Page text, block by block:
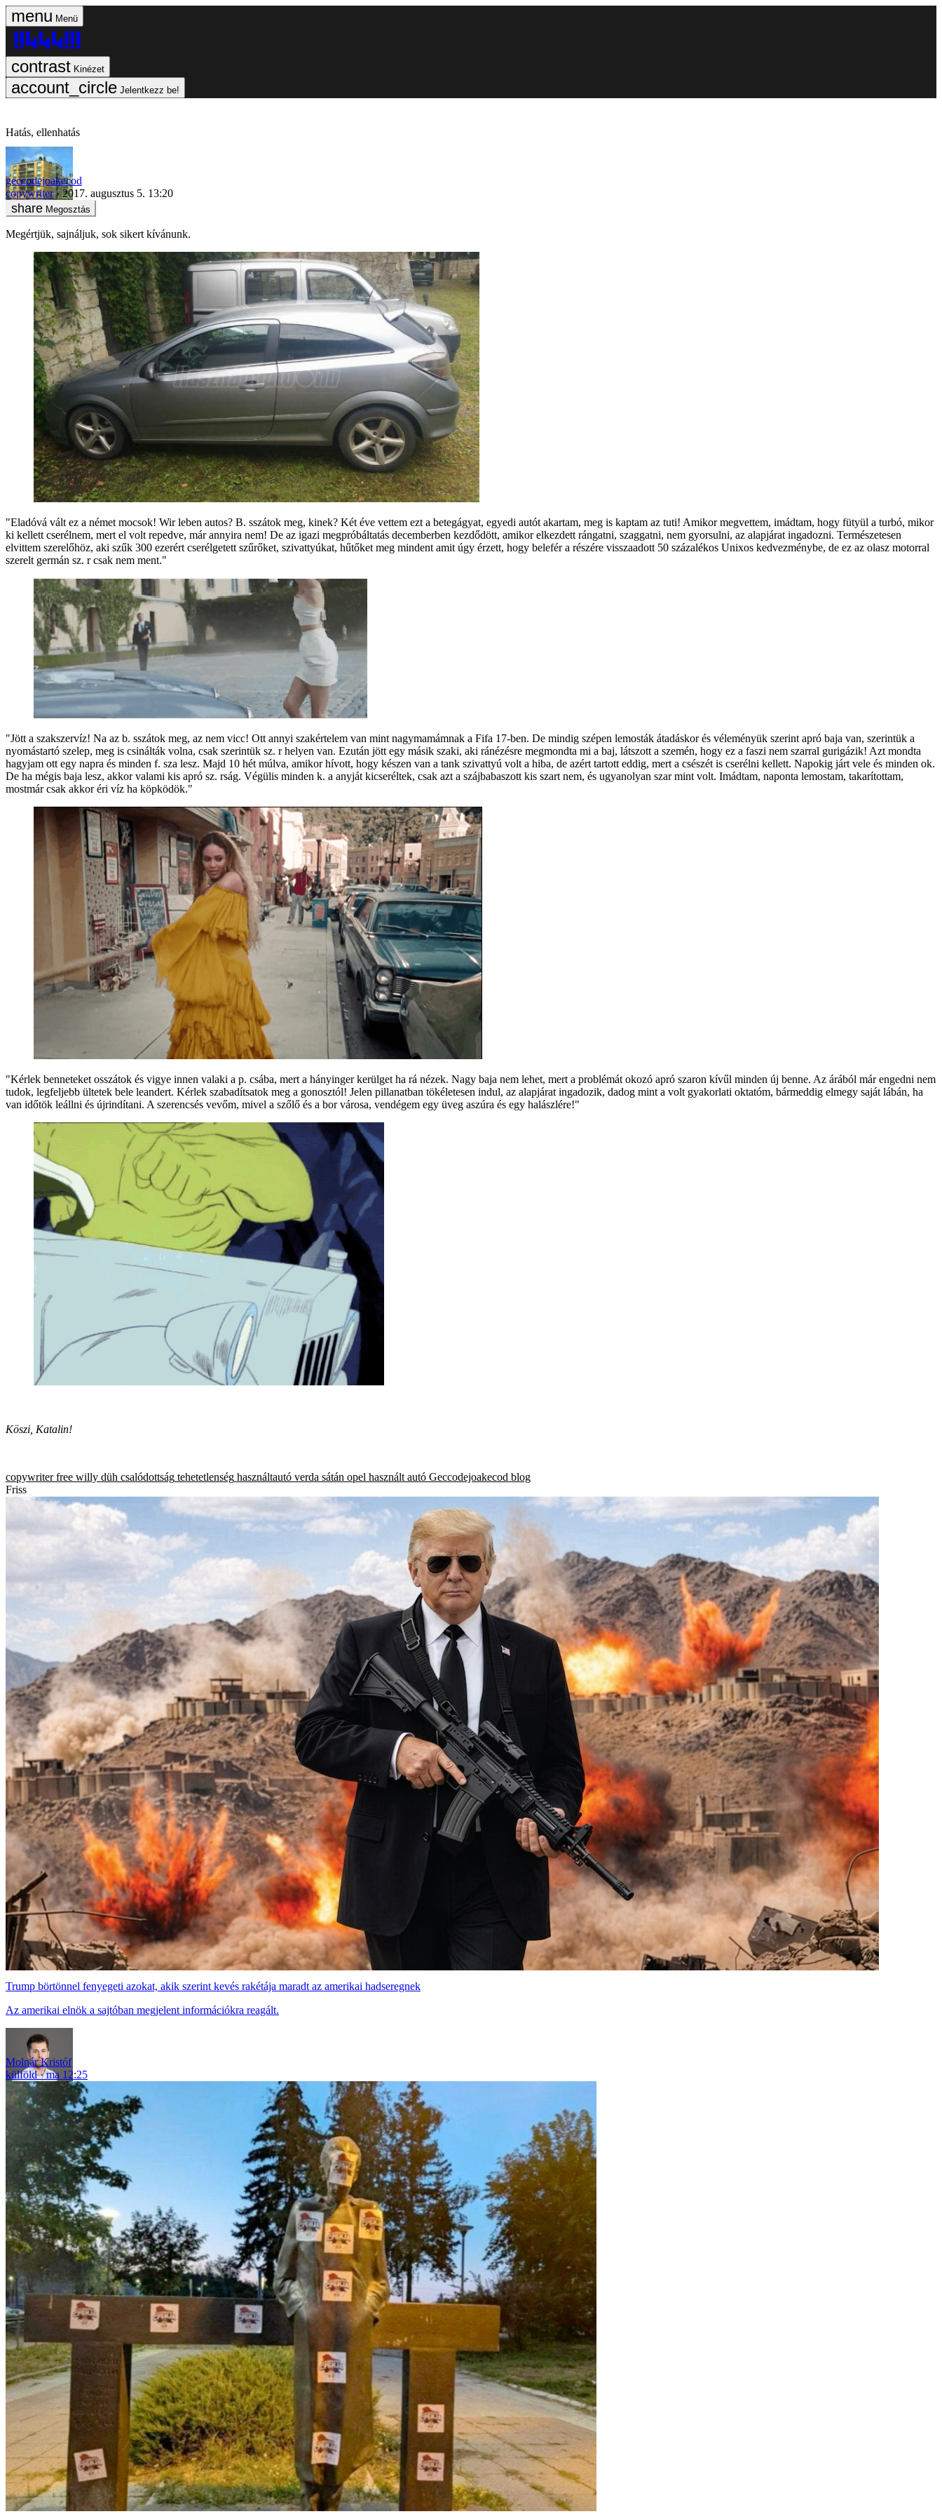
Menü
Kinézet
Jelentkezz be!
Hatás, ellenhatás
geccodejoakecod
copywriter
2017. augusztus 5. 13:20
Megosztás
Megértjük, sajnáljuk, sok sikert kívánunk.
"Eladóvá vált ez a német mocsok! Wir leben autos? B. sszátok meg, kinek? Két éve vettem ezt a betegágyat, egyedi autót akartam, meg is kaptam az tuti! Amikor megvettem, imádtam, hogy fütyül a turbó, mikor
ki kellett cserélnem, mert el volt repedve, már annyira nem! De az igazi megpróbáltatás decemberben kezdődött, amikor elkezdett rángatni, szaggatni, nem gyorsulni, az alapjárat ingadozni. Természetesen
elvittem szerelőhöz, aki szűk 300 ezerért cserélgetett szűrőket, szivattyúkat, hűtőket meg mindent amit úgy érzett, hogy belefér a részére visszaadott 50 százalékos Unixos kedvezménybe, de ez az olasz motorral
szerelt germán sz. r csak nem ment."
"Jött a szakszervíz! Na az b. sszátok meg, az nem vicc! Ott annyi szakértelem van mint nagymamámnak a Fifa 17-ben. De mindig szépen lemosták átadáskor és véleményük szerint apró baja van, szerintük a
nyomástartó szelep, meg is csinálták volna, csak szerintük sz. r helyen van. Ezután jött egy másik szaki, aki ránézésre megmondta mi a baj, látszott a szemén, hogy ez a faszi nem szarral gurigázik! Azt mondta
hagyjam ott egy napra és minden f. sza lesz. Majd 10 hét múlva, amikor hívott, hogy készen van a tank szivattyú volt a hiba, de azért tartott eddig, mert a csészét is cserélni kellett. Napokig járt vele és minden ok.
De ha mégis baja lesz, akkor valami kis apró sz. rság. Végülis minden k. a anyját kicseréltek, csak azt a szájbabaszott kis szart nem, és ugyanolyan szar mint volt. Imádtam, naponta lemostam, takarítottam,
mostmár csak akkor éri víz ha köpködök."
"Kérlek benneteket osszátok és vigye innen valaki a p. csába, mert a hányinger kerülget ha rá nézek. Nagy baja nem lehet, mert a problémát okozó apró szaron kívűl minden új benne. Az árából már engedni nem
tudok, legfeljebb ültetek bele leandert. Kérlek szabadítsatok meg a gonosztól! Jelen pillanatban tökéletesen indul, az alapjárat ingadozik, dadog mint a volt gyakorlati oktatóm, bármeddig elmegy saját lábán, ha
van időtök leállni és újrindítani. A szerencsés vevőm, mivel a szőlő és a bor városa, vendégem egy üveg aszúra és egy halászlére!"
Köszi, Katalin!
copywriter free willy düh csalódottság tehetetlenség használtautó verda sátán opel használt autó Geccodejoakecod blog
Friss
Trump börtönnel fenyegeti azokat, akik szerint kevés rakétája maradt az amerikai hadseregnek
Az amerikai elnök a sajtóban megjelent információkra reagált.
Molnár Kristóf
külföld
ma 12:25